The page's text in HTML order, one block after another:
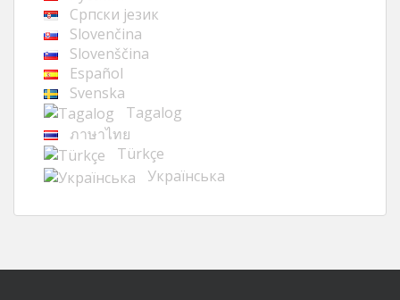
Cрпски језик
Slovenčina
Slovenščina
Español
Svenska
Tagalog
ภาษาไทย
Türkçe
Українська